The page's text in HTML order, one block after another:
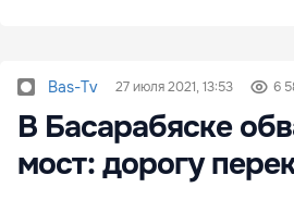
Bas-Tv 27 июля 2021, 13:53 6
В Басарабяске
мост: дорогу